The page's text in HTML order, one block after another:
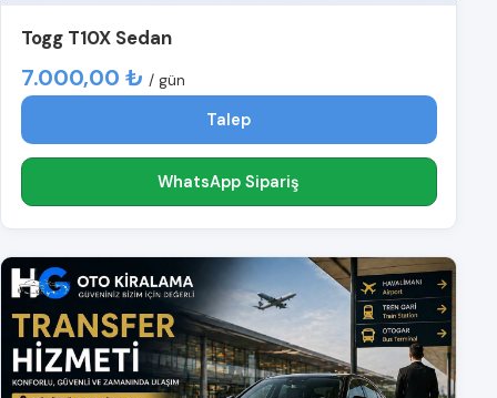
Togg T10X Sedan
7.000,00 ₺ / gün
Talep
WhatsApp Sipariş